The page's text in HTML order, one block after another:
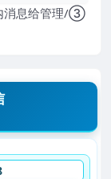
消息给管理/③